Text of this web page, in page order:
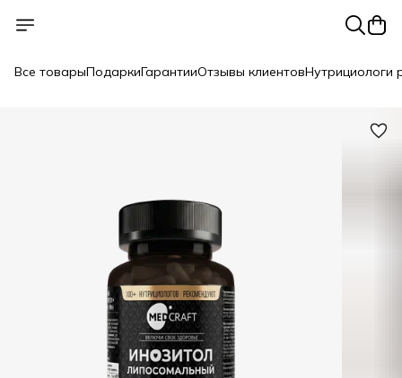
Все товарыПодаркиГарантииОтзывы клиентовНутрициологи